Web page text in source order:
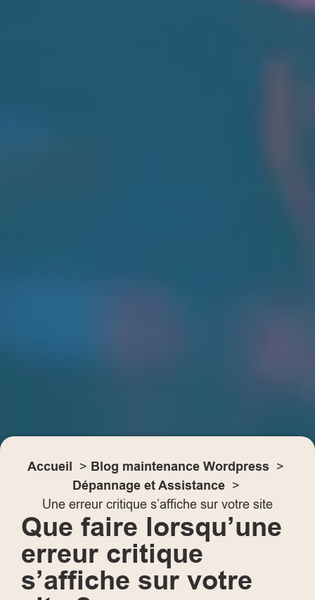
Accueil
Blog maintenance Wordpress
Dépannage et Assistance
Une erreur critique s’affiche sur votre site
Que faire lorsqu’une
erreur critique
s’affiche sur votre